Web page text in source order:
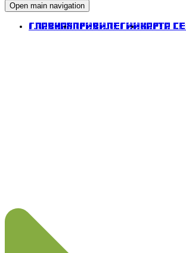
Open main navigation
ГлавнаяПривилегииКарта